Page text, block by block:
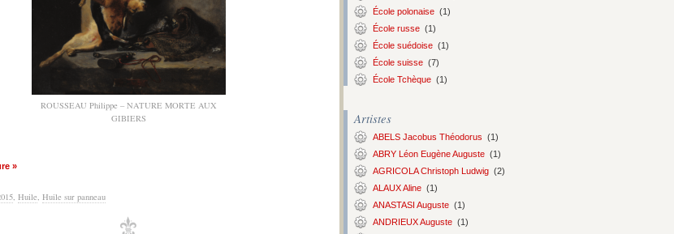
ROUSSEAU Philippe – NATURE MORTE AUX
GIBIERS
»
, Huile, Huile sur panneau
École polonaise (1)
École russe (1)
École suédoise (1)
École suisse (7)
École Tchèque (1)
Artistes
ABELS Jacobus Théodorus (1)
ABRY Léon Eugène Auguste (1)
AGRICOLA Christoph Ludwig (2)
ALAUX Aline (1)
ANASTASI Auguste (1)
ANDRIEUX Auguste (1)